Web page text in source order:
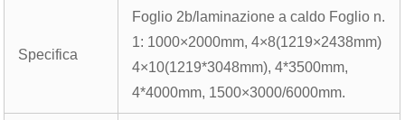
Specifica
Foglio 2b/laminazione a caldo Foglio n.
1: 1000×2000mm, 4×8(1219×2438mm)
4×10(1219*3048mm), 4*3500mm,
4*4000mm, 1500×3000/6000mm.